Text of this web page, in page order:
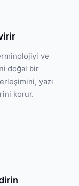
ve
doğal bir
yazı
korur.